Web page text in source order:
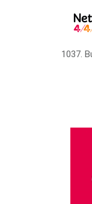
1037.